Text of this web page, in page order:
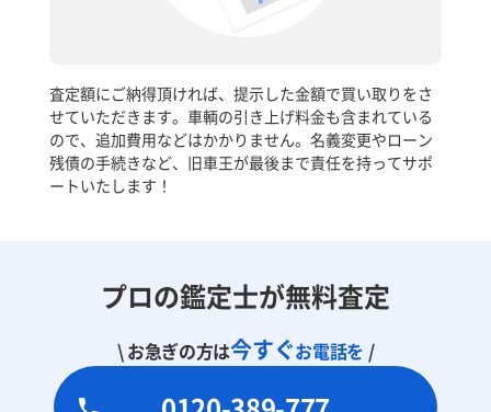
査定額にご納得頂ければ、提示した金額で買い取りをさ
せていただきます。車輌の引き上げ料金も含まれている
ので、追加費用などはかかりません。名義変更やローン
残債の手続きなど、旧車王が最後まで責任を持ってサポ
ートいたします！
プロの鑑定士が無料査定
\ お急ぎの方は今すぐお電話を /